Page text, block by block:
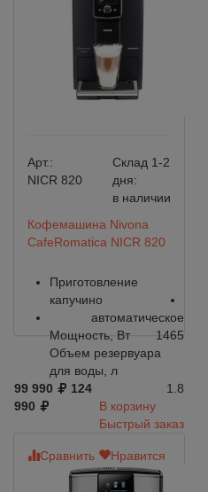
Арт.:
NICR 820
Склад 1-2
дня:
в наличии
Кофемашина Nivona
CafeRomatica NICR 820
Приготовление
капучино
автоматическое
Мощность, Вт
1465
Объем резервуара
для воды, л
1.8
99 990
124
990
В корзину
Быстрый заказ
Сравнить Нравится